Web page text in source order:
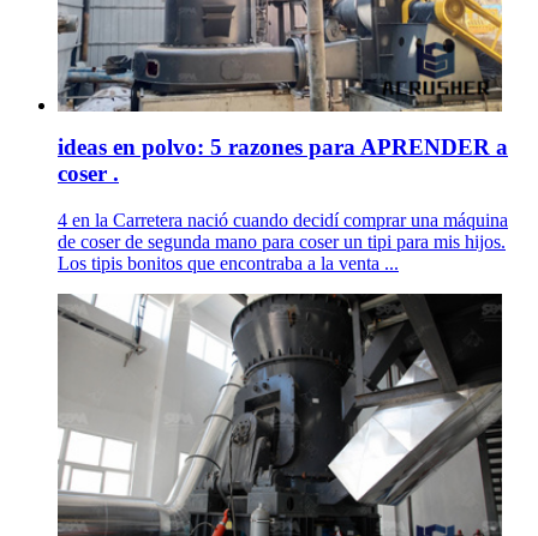
ideas en polvo: 5 razones para APRENDER a
coser .
4 en la Carretera nació cuando decidí comprar una máquina
de coser de segunda mano para coser un tipi para mis hijos.
Los tipis bonitos que encontraba a la venta ...